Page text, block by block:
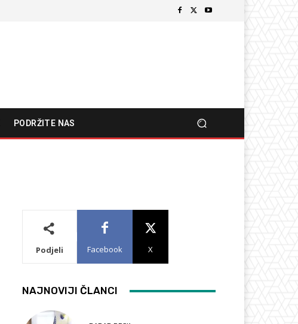
PODRŽITE NAS
Podjeli Facebook X
NAJNOVIJI ČLANCI